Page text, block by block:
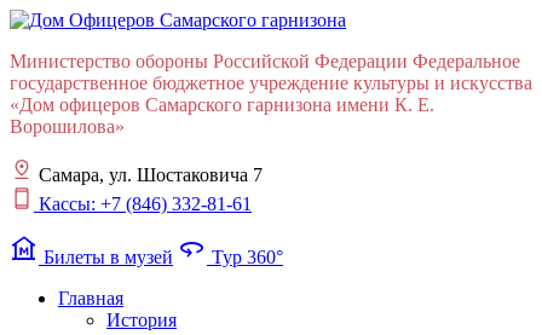
Министерство обороны Российской Федерации Федеральное
государственное бюджетное учреждение культуры и искусства
«Дом офицеров Cамарского гарнизона имени К. Е.
Ворошилова»
Самара, ул. Шостаковича 7
Кассы: +7 (846) 332-81-61
museum Билеты в музей 360 Тур 360°
Главная
История